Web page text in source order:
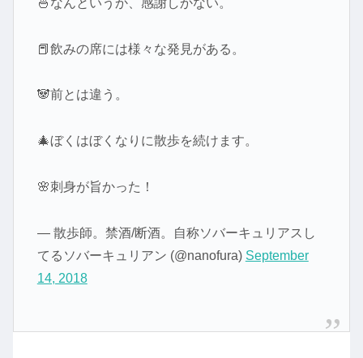
📕飲みの席には様々な発見がある。
🐼前とは違う。
🎄ぼくはぼくなりに散歩を続けます。
🌸刺身が旨かった！
— 散歩師。禁酒/断酒。自称ソバーキュリアスし
てるソバーキュリアン (@nanofura) September
14, 2018